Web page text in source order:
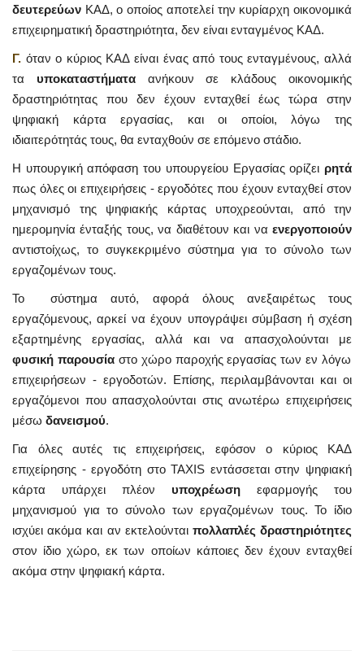
δευτερεύων ΚΑΔ, ο οποίος αποτελεί την κυρίαρχη οικονομικά
επιχειρηματική δραστηριότητα, δεν είναι ενταγμένος ΚΑΔ.
Γ. όταν ο κύριος ΚΑΔ είναι ένας από τους ενταγμένους, αλλά
τα υποκαταστήματαανήκουν σε κλάδους οικονομικής
δραστηριότητας που δεν έχουν ενταχθεί έως τώρα στην
ψηφιακή κάρτα εργασίας, και οι οποίοι, λόγω της
ιδιαιτερότητάς τους, θα ενταχθούν σε επόμενο στάδιο.
Η υπουργική απόφαση του υπουργείου Εργασίας ορίζει ρητά
πως όλες οι επιχειρήσεις - εργοδότες που έχουν ενταχθεί στον
μηχανισμό της ψηφιακής κάρτας υποχρεούνται, από την
ημερομηνία ένταξής τους, να διαθέτουν και να ενεργοποιούν
αντιστοίχως, το συγκεκριμένο σύστημα για το σύνολο των
εργαζομένων τους.
Το σύστημα αυτό, αφορά όλους ανεξαιρέτως τους
εργαζόμενους, αρκεί να έχουν υπογράψει σύμβαση ή σχέση
εξαρτημένης εργασίας, αλλά και να απασχολούνται με
φυσική παρουσίαστο χώρο παροχής εργασίας των εν λόγω
επιχειρήσεων - εργοδοτών. Επίσης, περιλαμβάνονται και οι
εργαζόμενοι που απασχολούνται στις ανωτέρω επιχειρήσεις
μέσω δανεισμού.
Για όλες αυτές τις επιχειρήσεις, εφόσον ο κύριος ΚΑΔ
επιχείρησης - εργοδότη στο TAXIS εντάσσεται στην ψηφιακή
κάρτα υπάρχει πλέον υποχρέωση εφαρμογής του
μηχανισμού για το σύνολο των εργαζομένων τους. Το ίδιο
ισχύει ακόμα και αν εκτελούνται πολλαπλές δραστηριότητες
στον ίδιο χώρο, εκ των οποίων κάποιες δεν έχουν ενταχθεί
ακόμα στην ψηφιακή κάρτα.